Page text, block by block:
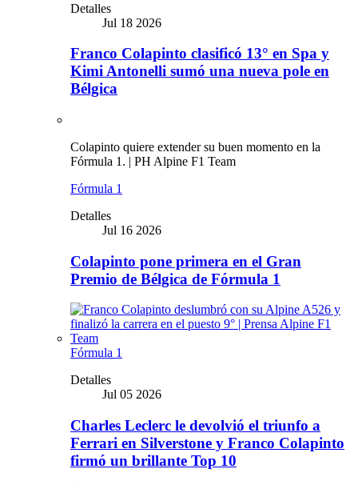
Detalles
Jul 18 2026
Franco Colapinto clasificó 13° en Spa y
Kimi Antonelli sumó una nueva pole en
Bélgica
Colapinto quiere extender su buen momento en la
Fórmula 1. | PH Alpine F1 Team
Fórmula 1
Detalles
Jul 16 2026
Colapinto pone primera en el Gran
Premio de Bélgica de Fórmula 1
Fórmula 1
Detalles
Jul 05 2026
Charles Leclerc le devolvió el triunfo a
Ferrari en Silverstone y Franco Colapinto
firmó un brillante Top 10